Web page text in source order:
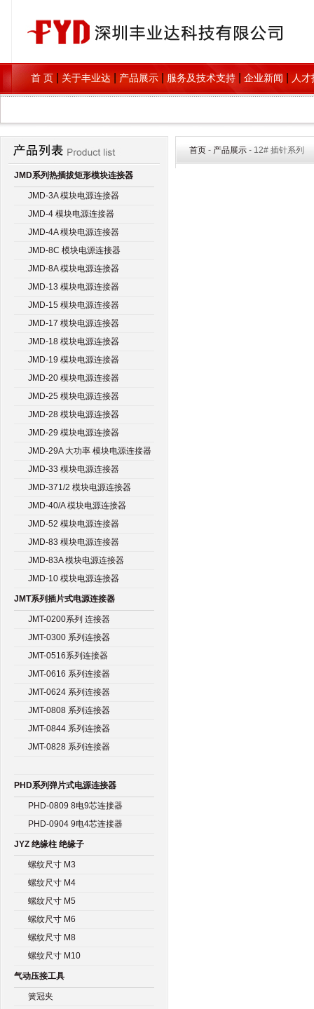
首 页 关于丰业达 产品展示 服务及技术支持 企业新闻 人
JMD系列热插拔矩形模块连接器
JMD-3A 模块电源连接器
JMD-4 模块电源连接器
JMD-4A 模块电源连接器
JMD-8C 模块电源连接器
JMD-8A 模块电源连接器
JMD-13 模块电源连接器
JMD-15 模块电源连接器
JMD-17 模块电源连接器
JMD-18 模块电源连接器
JMD-19 模块电源连接器
JMD-20 模块电源连接器
JMD-25 模块电源连接器
JMD-28 模块电源连接器
JMD-29 模块电源连接器
JMD-29A 大功率 模块电源连接器
JMD-33 模块电源连接器
JMD-371/2 模块电源连接器
JMD-40/A 模块电源连接器
JMD-52 模块电源连接器
JMD-83 模块电源连接器
JMD-83A 模块电源连接器
JMD-10 模块电源连接器
JMT系列插片式电源连接器
JMT-0200系列 连接器
JMT-0300 系列连接器
JMT-0516系列连接器
JMT-0616 系列连接器
JMT-0624 系列连接器
JMT-0808 系列连接器
JMT-0844 系列连接器
JMT-0828 系列连接器
PHD系列弹片式电源连接器
PHD-0809 8电9芯连接器
PHD-0904 9电4芯连接器
JYZ 绝缘柱 绝缘子
螺纹尺寸 M3
螺纹尺寸 M4
螺纹尺寸 M5
螺纹尺寸 M6
螺纹尺寸 M8
螺纹尺寸 M10
气动压接工具
簧冠夹
首页 - 产品展示 - 12# 插针系列